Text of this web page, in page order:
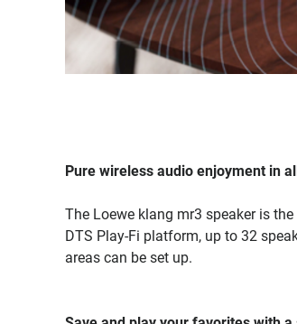
Pure wireless audio enjoyment in
The Loewe klang mr3 speaker is
DTS Play-Fi platform, up to 32
areas can be set up.